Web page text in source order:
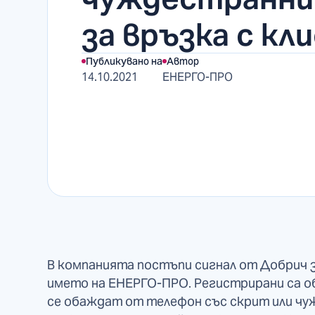
за връзка с
Публикувано на
14.10.2021
Автор
ЕНЕРГО-ПРО
В компанията постъпи сигнал от Добрич
името на ЕНЕРГО-ПРО. Регистрирани са
се обаждат от телефон със скрит или